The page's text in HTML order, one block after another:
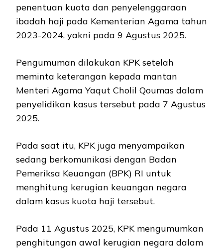
penentuan kuota dan penyelenggaraan
ibadah haji pada Kementerian Agama tahun
2023-2024, yakni pada 9 Agustus 2025.
Pengumuman dilakukan KPK setelah
meminta keterangan kepada mantan
Menteri Agama Yaqut Cholil Qoumas dalam
penyelidikan kasus tersebut pada 7 Agustus
2025.
Pada saat itu, KPK juga menyampaikan
sedang berkomunikasi dengan Badan
Pemeriksa Keuangan (BPK) RI untuk
menghitung kerugian keuangan negara
dalam kasus kuota haji tersebut.
Pada 11 Agustus 2025, KPK mengumumkan
penghitungan awal kerugian negara dalam